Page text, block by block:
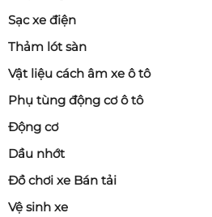
Sạc xe điện
Thảm lót sàn
Vật liệu cách âm xe ô tô
Phụ tùng động cơ ô tô
Động cơ
Dầu nhớt
Đồ chơi xe Bán tải
Vệ sinh xe